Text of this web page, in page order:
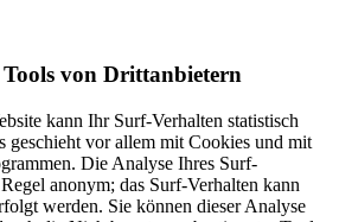
von Drittanbietern
kann Ihr Surf-Verhalten statistisch
geschieht vor allem mit Cookies und mit
Die Analyse Ihres Surf-
anonym; das Surf-Verhalten kann
werden. Sie können dieser Analyse